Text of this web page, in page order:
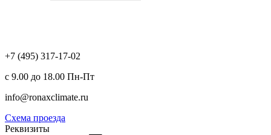
+7 (495) 317-17-02
с 9.00 до 18.00 Пн-Пт
info@ronaxclimate.ru
Схема проезда
Реквизиты